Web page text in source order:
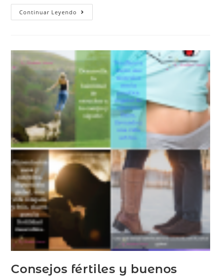
Continuar Leyendo
Consejos fértiles y buenos